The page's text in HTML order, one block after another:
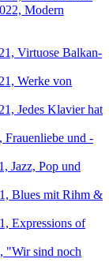
Modern
Virtuose Balkan-
Werke von
Jedes Klavier hat
Frauenliebe und -
Jazz, Pop und
Blues mit Rihm &
Expressions of
"Wir sind noch